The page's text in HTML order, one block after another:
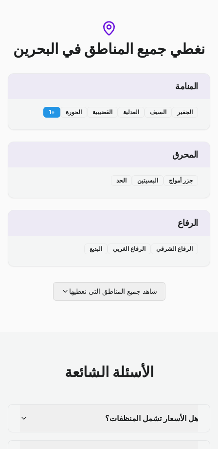
نغطي جميع المناطق في البحرين
المنامة
الجفير السيف العدلية القضيبية الحورة +
1
المحرق
جزر أمواج البسيتين الحد
الرفاع
الرفاع الشرقي الرفاع الغربي البديع
شاهد جميع المناطق التي نغطيها
الأسئلة الشائعة
هل الأسعار تشمل المنظفات؟